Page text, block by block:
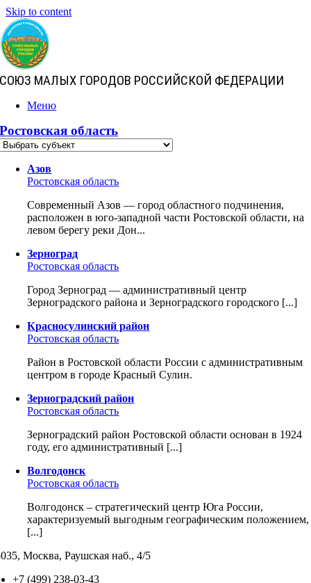
Skip to content
СОЮЗ МАЛЫХ ГОРОДОВ РОССИЙСКОЙ ФЕДЕРАЦИИ
Меню
Ростовская область
Азов
Ростовская область
Современный Азов — город областного подчинения,
расположен в юго-западной части Ростовской области, на
левом берегу реки Дон...
Зерноград
Ростовская область
Город Зерноград — административный центр
Зерноградского района и Зерноградского городского [...]
Красносулинский район
Ростовская область
Район в Ростовской области России с административным
центром в городе Красный Сулин.
Зерноградский район
Ростовская область
Зерноградский район Ростовской области основан в 1924
году, его административный [...]
Волгодонск
Ростовская область
Волгодонск – стратегический центр Юга России,
характеризуемый выгодным географическим положением,
[...]
Москва, Раушская наб., 4/5
+7 (499) 238-03-43